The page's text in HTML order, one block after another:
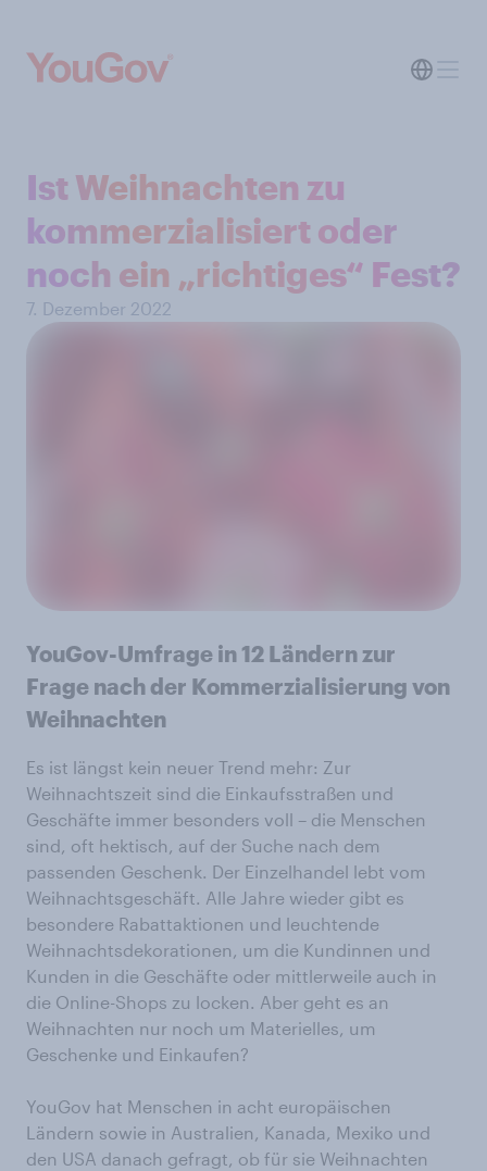
Ist Weihnachten zu
kommerzialisiert oder
noch ein „richtiges“ Fest?
7. Dezember 2022
YouGov-Umfrage in 12 Ländern zur
Frage nach der Kommerzialisierung von
Weihnachten
Es ist längst kein neuer Trend mehr: Zur
Weihnachtszeit sind die Einkaufsstraßen und
Geschäfte immer besonders voll – die Menschen
sind, oft hektisch, auf der Suche nach dem
passenden Geschenk. Der Einzelhandel lebt vom
Weihnachtsgeschäft. Alle Jahre wieder gibt es
besondere Rabattaktionen und leuchtende
Weihnachtsdekorationen, um die Kundinnen und
Kunden in die Geschäfte oder mittlerweile auch in
die Online-Shops zu locken. Aber geht es an
Weihnachten nur noch um Materielles, um
Geschenke und Einkaufen?
YouGov hat Menschen in acht europäischen
Ländern sowie in Australien, Kanada, Mexiko und
den USA danach gefragt, ob für sie Weihnachten